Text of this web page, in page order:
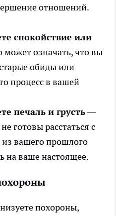
отношений.
спокойствие или
означать, что вы
обиды или
процесс в вашей
печаль и грусть—
готовы расстаться с
вашего прошлого
на ваше настоящее.
похороны,